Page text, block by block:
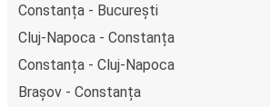
Constanța - București
Cluj-Napoca - Constanța
Constanța - Cluj-Napoca
Brașov - Constanța